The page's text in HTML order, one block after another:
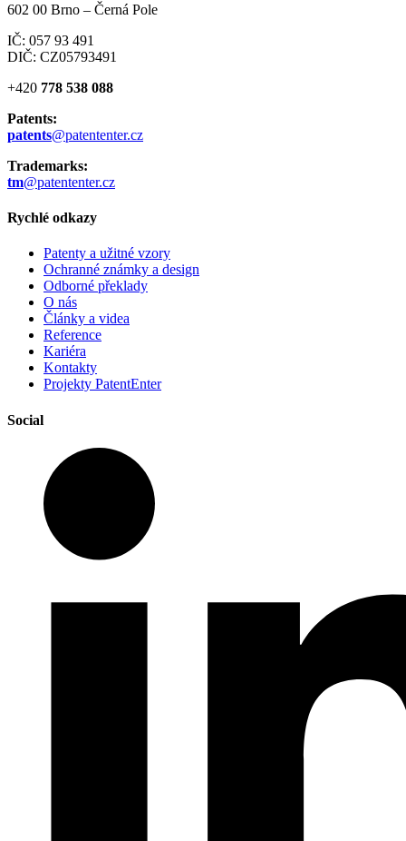
602 00 Brno – Černá Pole
IČ: 057 93 491
DIČ: CZ05793491
+420 778 538 088
Patents:
patents@patententer.cz
Trademarks:
tm@patententer.cz
Rychlé odkazy
Patenty a užitné vzory
Ochranné známky a design
Odborné překlady
O nás
Články a videa
Reference
Kariéra
Kontakty
Projekty PatentEnter
Social